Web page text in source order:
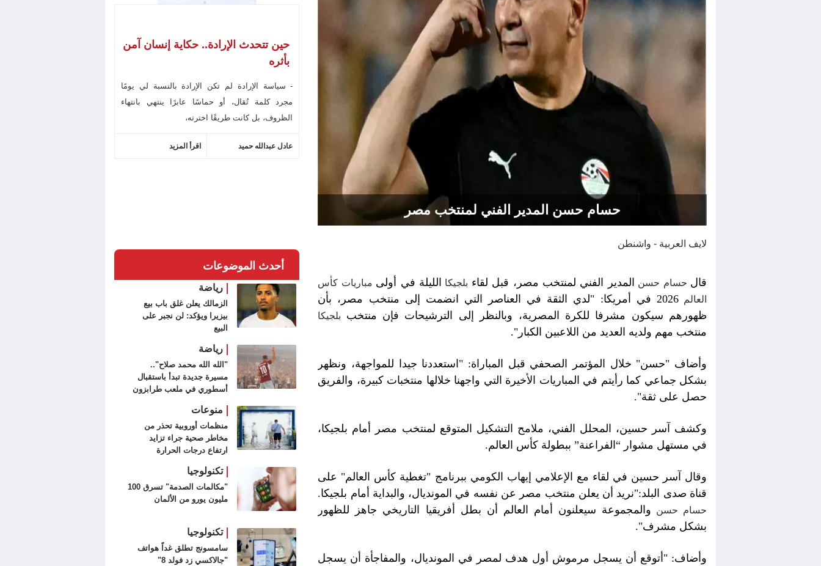
حسام حسن المدير الفني لمنتخب مصر
لايف العربية - واشنطن
قال حسام حسن المدير الفني لمنتخب مصر، قبل لقاء بلجيكا الليلة في أولى مباريات كأس
العالم
2026 في أمريكا: "لدي الثقة في العناصر التي انضمت إلى منتخب مصر، بأن
ظهورهم سيكون مشرفا للكرة المصرية، وبالنظر إلى الترشيحات فإن منتخب بلجيكا
منتخب مهم ولديه العديد من اللاعبين الكبار".
وأضاف "حسن" خلال المؤتمر الصحفي قبل المباراة: "استعددنا جيدا للمواجهة، ونظهر
بشكل جماعي كما رأيتم في المباريات الأخيرة التي واجهنا خلالها منتخبات كبيرة، والفريق
حصل على ثقة".
وكشف آسر حسين، المحلل الفني، ملامح التشكيل المتوقع لمنتخب مصر أمام بلجيكا،
في مستهل مشوار “الفراعنة” ببطولة كأس العالم.
وقال آسر حسين في لقاء مع الإعلامي إيهاب الكومي ببرنامج "تغطية كأس العالم" على
قناة صدى البلد:"نريد أن يعلن منتخب مصر عن نفسه في المونديال، والبداية أمام بلجيكا.
حسام حسن والمجموعة سيعلنون أمام العالم أن بطل أفريقيا التاريخي جاهز للظهور
بشكل مشرف".
وأضاف: "أتوقع أن يسجل مرموش أول هدف لمصر في المونديال، والمفاجأة أن يسجل
حين تتحدث الإرادة.. حكاية إنسان آمن
بأثره
- سياسة الإرادة لم تكن الإرادة بالنسبة لي يومًا
مجرد كلمة تُقال، أو حماسًا عابرًا ينتهي بانتهاء
الظروف، بل كانت طريقًا اخترته،
عادل عبدالله حميد اقرأ المزيد
أحدث الموضوعات
رياضة
الزمالك يعلن غلق باب بيع
بيزيرا ويؤكد: لن نجبر على
البيع
رياضة
"الله الله محمد صلاح"..
مسيرة جديدة تبدأ باستقبال
أسطوري في ملعب طرابزون
منوعات
منظمات أوروبية تحذر من
مخاطر صحية جراء تزايد
ارتفاع درجات الحرارة
تكنولوجيا
"مكالمات الصدمة" تسرق 100
مليون يورو من الألمان
تكنولوجيا
سامسونج تطلق غداً هواتف
"جالاكسي زد فولد 8"